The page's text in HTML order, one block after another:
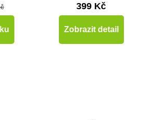
399 Kč
Zobrazit detail